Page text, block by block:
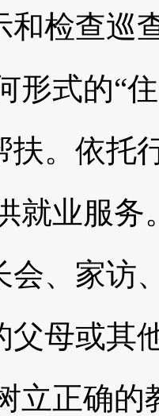
和检查巡
形式的“
扶。依托
就业服
会、家访
父母或其
立正确的